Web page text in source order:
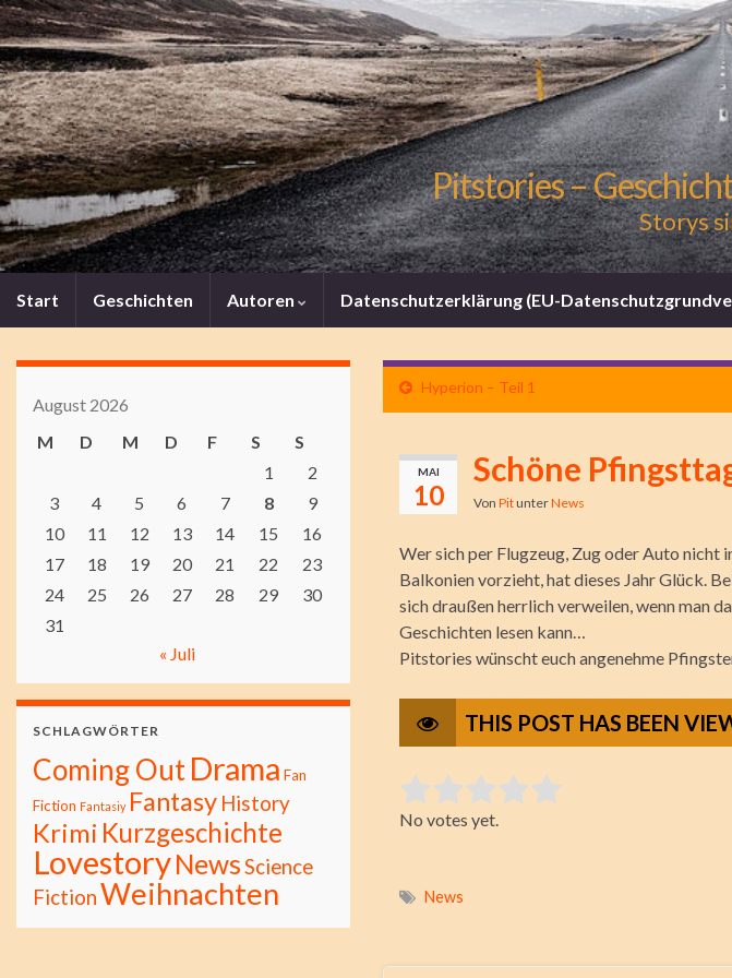
Pitstories –
Storys
Start Geschichten Autoren Datenschutzerklärung (EU-
Hyperion – Teil 1
MAI
10
Schöne
Von PitunterNews
Wer sich per Flugzeug, Zug oder Auto nicht
Balkonien vorzieht, hat dieses Jahr Glück.
sich draußen herrlich verweilen, wenn man
Geschichten lesen kann…
Pitstories wünscht euch angenehme
THIS POST HAS BEEN
Rate this item:
Submit Rating
No votes yet.
News
August 2026
M
D M D F S
S
1
2
3
4 5 6 7 8
9
10
11 12 13 14 15
16
17
18 19 20 21 22
23
24
25 26 27 28 29
30
31
« Juli
SCHLAGWÖRTER
Coming OutDrama Fan
Fiction Fantasiy Fantasy History
Krimi Kurzgeschichte
LovestoryNewsScience
FictionWeihnachten